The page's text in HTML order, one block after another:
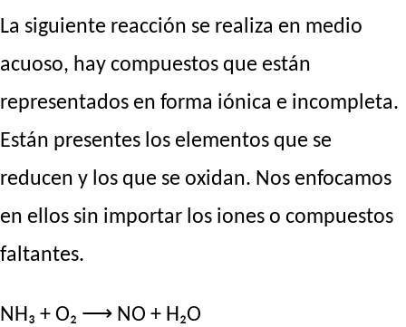
La siguiente reacción se realiza en medio
acuoso, hay compuestos que están
representados en forma iónica e incompleta.
Están presentes los elementos que se
reducen y los que se oxidan. Nos enfocamos
en ellos sin importar los iones o compuestos
faltantes.
NH₃ + O₂ ⟶ NO + H₂O